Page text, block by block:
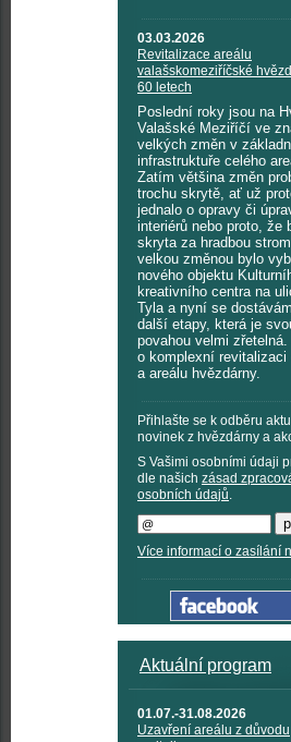
03.03.2026
Revitalizace areálu
valašskomeziříčské
60 letech
Poslední roky jsou na
Valašské Meziříčí ve
velkých změn v
infrastruktuře celého
Zatím většina změn
trochu skrytě, ať už
jednalo o opravy či
interiérů nebo proto, že
skryta za hradbou
velkou změnou bylo
nového objektu
kreativního centra na
Tyla a nyní se
další etapy, která je
povahou velmi
o komplexní revitalizaci
a areálu hvězdárny.
Přihlašte se k odběru
novinek z hvězdárny a
S Vašimi osobními údaji
dle našich zásad
osobních údajů.
Více informací o zasílání
Aktuální program
01.07.-31.08.2026
Uzavření areálu z důvodu